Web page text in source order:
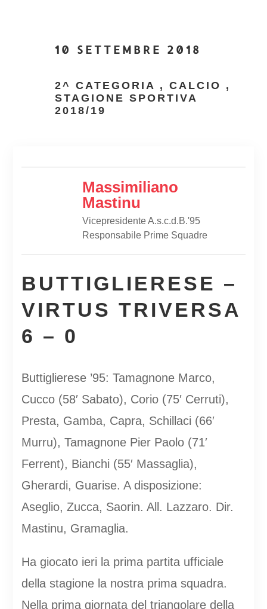
10 SETTEMBRE 2018
2^ CATEGORIA , CALCIO ,
STAGIONE SPORTIVA
2018/19
Massimiliano
Mastinu
Vicepresidente A.s.c.d.B.'95
Responsabile Prime Squadre
BUTTIGLIERESE –
VIRTUS TRIVERSA
6 – 0
Buttiglierese ’95: Tamagnone Marco,
Cucco (58′ Sabato), Corio (75′ Cerruti),
Presta, Gamba, Capra, Schillaci (66′
Murru), Tamagnone Pier Paolo (71′
Ferrent), Bianchi (55′ Massaglia),
Gherardi, Guarise. A disposizione:
Aseglio, Zucca, Saorin. All. Lazzaro. Dir.
Mastinu, Gramaglia.
Ha giocato ieri la prima partita ufficiale
della stagione la nostra prima squadra.
Nella prima giornata del triangolare della